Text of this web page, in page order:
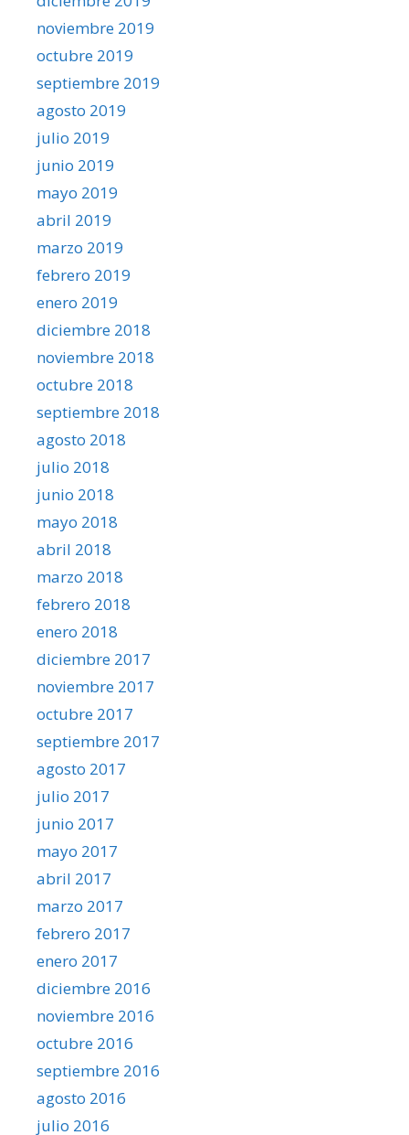
noviembre 2019
octubre 2019
septiembre 2019
agosto 2019
julio 2019
junio 2019
mayo 2019
abril 2019
marzo 2019
febrero 2019
enero 2019
diciembre 2018
noviembre 2018
octubre 2018
septiembre 2018
agosto 2018
julio 2018
junio 2018
mayo 2018
abril 2018
marzo 2018
febrero 2018
enero 2018
diciembre 2017
noviembre 2017
octubre 2017
septiembre 2017
agosto 2017
julio 2017
junio 2017
mayo 2017
abril 2017
marzo 2017
febrero 2017
enero 2017
diciembre 2016
noviembre 2016
octubre 2016
septiembre 2016
agosto 2016
julio 2016